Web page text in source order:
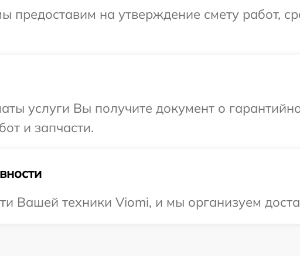
предоставим на утверждение смету работ,
услуги Вы получите документ о
и запчасти.
Вашей техники Viomi, и мы организуем